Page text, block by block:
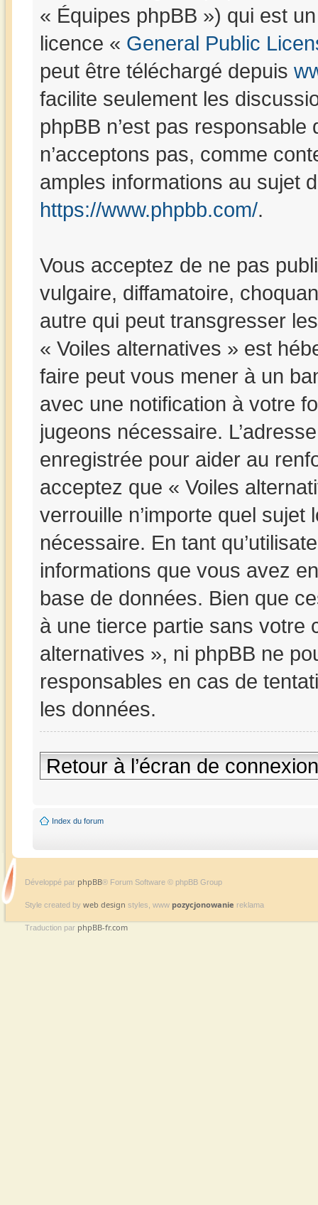
« Équipes phpBB ») qui est
licence « General Public
peut être téléchargé depuis
facilite seulement les
phpBB n’est pas
n’acceptons pas, comme
amples informations au sujet
https://www.phpbb.com/.
Vous acceptez de ne pas
vulgaire, diffamatoire,
autre qui peut transgresser
« Voiles alternatives » est
faire peut vous mener à un
avec une notification à votre
jugeons nécessaire.
enregistrée pour aider au
acceptez que « Voiles
verrouille n’importe quel
nécessaire. En tant
informations que vous avez
base de données. Bien que
à une tierce partie sans votre
alternatives », ni phpBB ne
responsables en cas de
les données.
Retour à l’écran de connexion
Index du forum
Développé par phpBB® Forum Software © phpBB Group
Style created by web design styles, www pozycjonowanie reklama
Traduction par phpBB-fr.com